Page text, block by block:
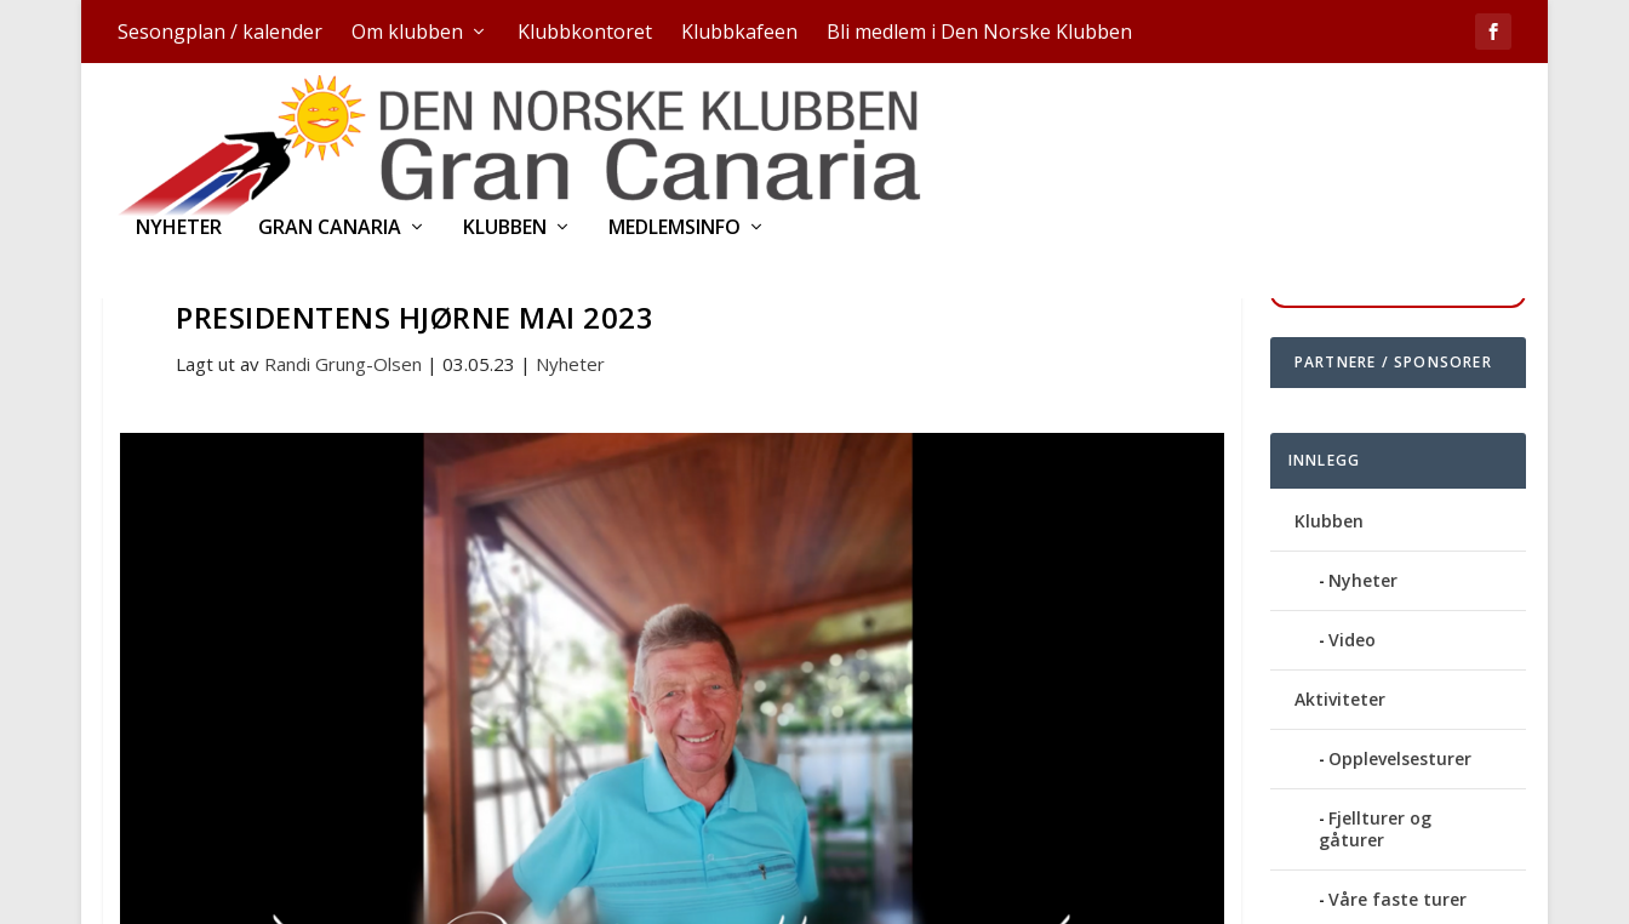
Sesongplan / kalender Om klubben Klubbkontoret Klubbkafeen Bli medlem i Den Norske Klubben
NYHETER GRAN CANARIA KLUBBEN MEDLEMSINFO
PRESIDENTENS HJØRNE MAI 2023
Lagt ut av Randi Grung-Olsen |03.05.23 | Nyheter PARTNERE / SPONSORER
INNLEGG
Klubben
Nyheter
Video
Aktiviteter
Opplevelsesturer
Fjellturer og
gåturer
Våre faste turer